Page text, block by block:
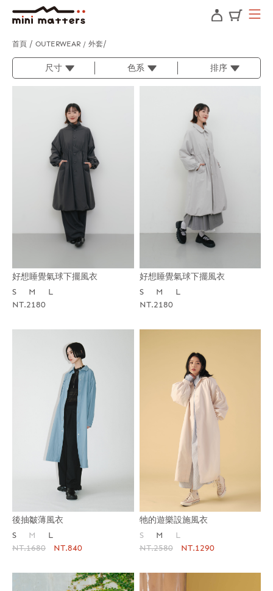
首頁 OUTERWEAR / 外套
尺寸 色系 排序
好想睡覺氣球下擺風衣
S
M
L
NT.2180
好想睡覺氣球下擺風衣
S
M
L
NT.2180
後抽皺薄風衣
S
M
L
NT.1680
NT.840
牠的遊樂設施風衣
S
M
L
NT.2580
NT.1290